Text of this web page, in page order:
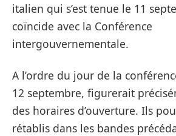
italien qui s’est tenue le 11
coïncide avec la Conférence
intergouvernementale.
A l’ordre du jour de la
12 septembre, figurerait
des horaires d’ouverture. Ils
rétablis dans les bandes